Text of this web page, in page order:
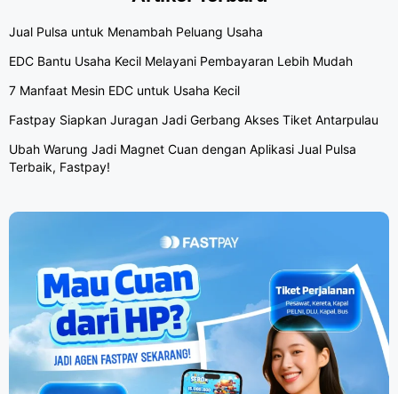
Jual Pulsa untuk Menambah Peluang Usaha
EDC Bantu Usaha Kecil Melayani Pembayaran Lebih Mudah
7 Manfaat Mesin EDC untuk Usaha Kecil
Fastpay Siapkan Juragan Jadi Gerbang Akses Tiket Antarpulau
Ubah Warung Jadi Magnet Cuan dengan Aplikasi Jual Pulsa
Terbaik, Fastpay!